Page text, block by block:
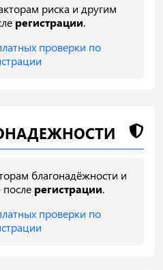
риска и другим
регистрации.
проверки по
благонадёжности и
регистрации.
проверки по